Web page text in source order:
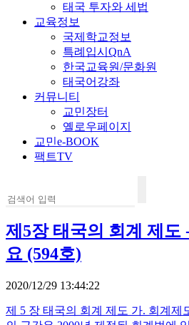
태국 투자와 세법
교육정보
국제학교정보
특례입시QnA
한국교육원/문화원
태국어강좌
커뮤니티
교민장터
옐로우페이지
교민e-BOOK
팩트TV
제5장 태국의 회계 제도
요 (594호)
2020/12/29 13:44:22
제 5 장 태국의 회계 제도 가. 회계제